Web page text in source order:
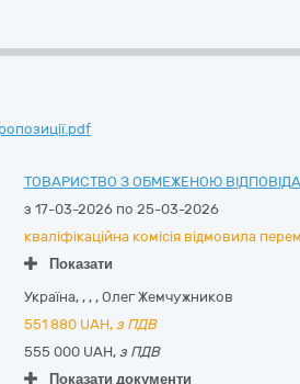
ТОВАРИСТВО З ОБМЕЖЕНОЮ
з 17-03-2026 по 25-03-2026
кваліфікаційна комісія відмовила
Показати
Україна, , , , Олег Жемчужников
551 880 UAH, з ПДВ
555 000 UAH, з ПДВ
Показати документи